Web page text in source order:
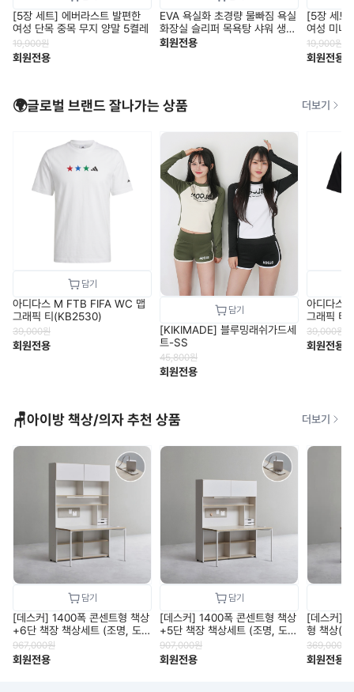
[5장 세트] 에버라스트 발편한
여성 단목 중목 무지 양말 5켤레
19,900원
회원전용
EVA 욕실화 초경량 물빠짐 욕실
화장실 슬리퍼 목욕탕 샤워 생활
용품 물놀이용품 비치샌들 사무
회원전용
[5장 세트]
여성 미니
19,900원
회원전용
🌍글로벌 브랜드 잘나가는 상품 더보기
아디다스 M FTB FIFA WC 맵
그래픽 티(KB2530)
39,000원
회원전용
[KIKIMADE] 블루밍래쉬가드세
트-SS
45,800원
회원전용
아디다스
그래픽
39,000원
회원전용
🪑아이방 책상/의자 추천 상품 더보기
[데스커] 1400폭 콘센트형 책상
+6단 책장 책상세트 (조명, 도
어 포함) DSCJ146ALS
967,000원
회원전용
[데스커] 1400폭 콘센트형 책상
+5단 책장 책상세트 (조명, 도어
포함) DSCJ145ALS
907,000원
회원전용
[데스커]
형 책상(
369,000
회원전용